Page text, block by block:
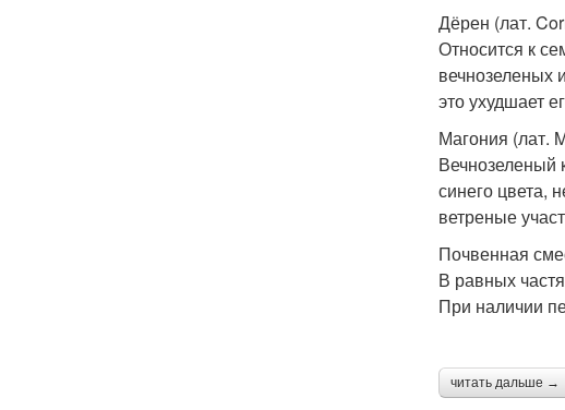
Дёрен (лат.
Относится к
вечнозеленых
это ухудшает
Магония (лат.
Вечнозеленый
синего цвета,
ветреные
Почвенная
В равных
При наличии
читать дальше →